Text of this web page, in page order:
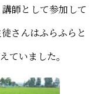
講師として参加して
さんはふらふらと
ていました。